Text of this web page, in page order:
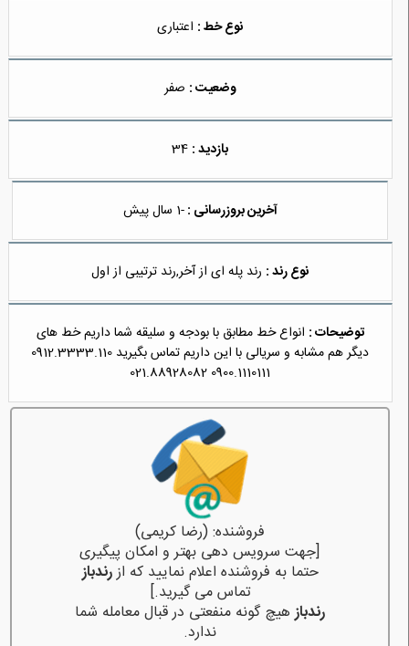
نوع خط : اعتباری
وضعیت : صفر
بازدید :
آخرین بروزرسانی :-1 سال پیش
نوع رند : رند پله ای از آخر,رند ترتیبی از اول
توضیحات : انواع خط مطابق با بودجه و سلیقه شما داریم خط های
دیگر هم مشابه و سریالی با این داریم تماس بگیرید 0912.3333.110
0900.1110111 021.88928082
فروشنده: (رضا کریمی)
[جهت سرویس دهی بهتر و امکان پیگیری
حتما به فروشنده اعلام نمایید که ازرندباز
تماس می گیرید.]
رندبازهیچ گونه منفعتی در قبال معامله شما
ندارد.